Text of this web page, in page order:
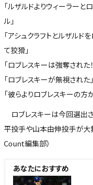
「ルザルドよりウィーラー
ル」
「アシュクラフトとルザルド
て狡猾」
「ロブレスキーは強奪された！
「ロブレスキーが無視された」
「彼らよりロブレスキーの方
ロブレスキーは今回選出
平投手や山本由伸投手が大
Count編集部）
あなたにおすすめ